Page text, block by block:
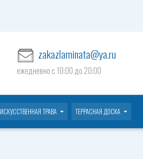
zakazlaminata@ya.ru
ежедневно c 10:00 до 20:00
ИСКУССТВЕННАЯ ТРАВА ТЕРРАСНАЯ ДОСКА